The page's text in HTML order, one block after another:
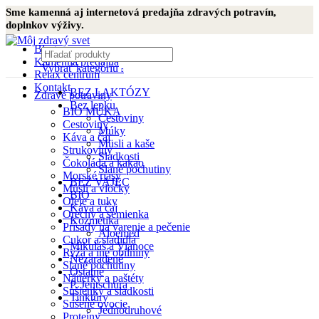
Sme kamenná aj internetová predajňa zdravých potravín,
doplnkov výživy.
Blog
Kamenná predajňa
Relax centrum
Kontakt
Vybrať kategóriu
BEZ LAKTÓZY
Bez lepku
Cestoviny
Múky
Müsli a kaše
Sladkosti
Slané pochutiny
BEZ VAJEC
BIO
Káva a čaj
Kozmetika
Aloemed
Mikuláš a Vianoce
Nezaradené
Ostatné
P. Jentschura
Tinktúry
Jednodruhové
Zdravé potraviny
BIO MÚKA
Cestoviny
Káva a čaj
Strukoviny
Čokoláda a kakao
Morské riasy
Müsli a vločky
Oleje a tuky
Orechy a semienka
Prísady na varenie a pečenie
Cukor a sladidlá
Ryža a iné obilniny
Slané pochutiny
Nátierky a paštéty
Sušienky a sladkosti
Sušené ovocie
Proteíny